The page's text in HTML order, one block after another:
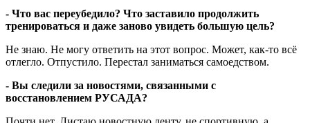
- Что вас переубедило? Что заставило продолжить
тренироваться и даже заново увидеть большую цель?
Не знаю. Не могу ответить на этот вопрос. Может, как-то всё
отлегло. Отпустило. Перестал заниматься самоедством.
- Вы следили за новостями, связанными с
восстановлением РУСАДА?